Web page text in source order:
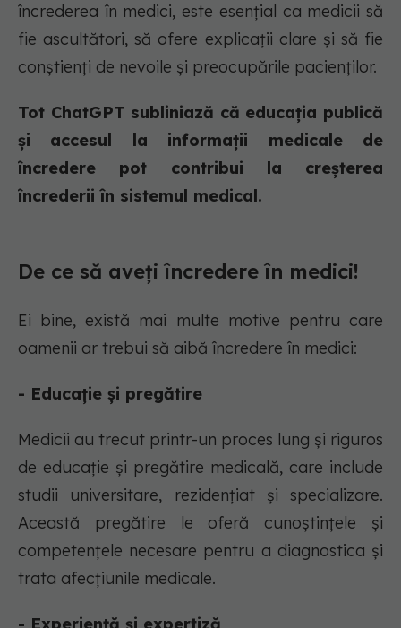
încrederea în medici, este esențial ca medicii să
fie ascultători, să ofere explicații clare și să fie
conștienți de nevoile și preocupările pacienților.
Tot ChatGPT subliniază că educația publică
și accesul la informații medicale de
încredere pot contribui la creșterea
încrederii în sistemul medical.
De ce să aveți încredere în medici!
Ei bine, există mai multe motive pentru care
oamenii ar trebui să aibă încredere în medici:
- Educație și pregătire
Medicii au trecut printr-un proces lung și riguros
de educație și pregătire medicală, care include
studii universitare, rezidențiat și specializare.
Această pregătire le oferă cunoștințele și
competențele necesare pentru a diagnostica și
trata afecțiunile medicale.